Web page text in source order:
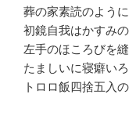
葬の家素読のよう
初鏡自我はかすみ
左手のほころびを
たましいに寝癖い
トロロ飯四捨五入